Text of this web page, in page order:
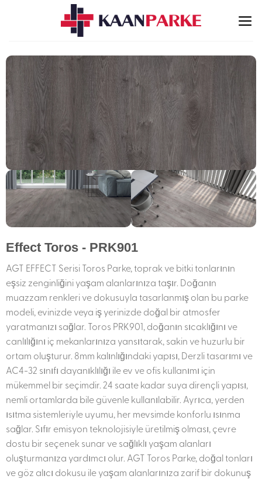
Effect Toros - PRK901
AGT EFFECT Serisi Toros Parke, toprak ve bitki tonlarının
eşsiz zenginliğini yaşam alanlarınıza taşır. Doğanın
muazzam renkleri ve dokusuyla tasarlanmış olan bu parke
modeli, evinizde veya iş yerinizde doğal bir atmosfer
yaratmanızı sağlar. Toros PRK901, doğanın sıcaklığını ve
canlılığını iç mekanlarınıza yansıtarak, sakin ve huzurlu bir
ortam oluşturur. 8mm kalınlığındaki yapısı, Derzli tasarımı ve
AC4-32 sınıfı dayanıklılığı ile ev ve ofis kullanımı için
mükemmel bir seçimdir. 24 saate kadar suya dirençli yapısı,
nemli ortamlarda bile güvenle kullanılabilir. Ayrıca, yerden
ısıtma sistemleriyle uyumu, her mevsimde konforlu ısınma
sağlar. Sıfır emisyon teknolojisiyle üretilmiş olması, çevre
dostu bir seçenek sunar ve sağlıklı yaşam alanları
oluşturmanıza yardımcı olur. AGT Toros Parke, doğal tonları
ve göz alıcı dokusu ile yaşam alanlarınıza zarif bir dokunuş